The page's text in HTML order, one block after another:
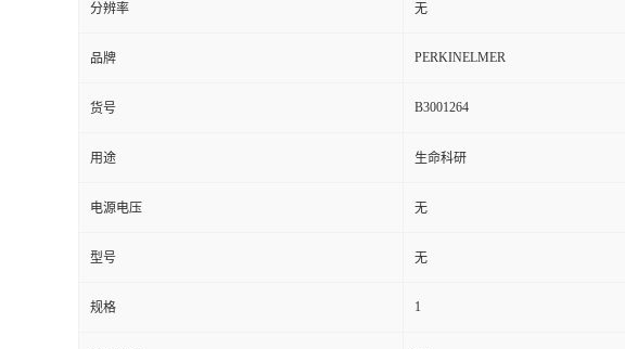
分辨率 无
品牌 PERKINELMER
货号 B3001264
用途 生命科研
电源电压 无
型号 无
规格 1